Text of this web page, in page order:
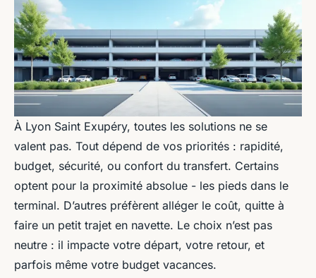
À Lyon Saint Exupéry, toutes les solutions ne se
valent pas. Tout dépend de vos priorités : rapidité,
budget, sécurité, ou confort du transfert. Certains
optent pour la proximité absolue - les pieds dans le
terminal. D’autres préfèrent alléger le coût, quitte à
faire un petit trajet en navette. Le choix n’est pas
neutre : il impacte votre départ, votre retour, et
parfois même votre budget vacances.